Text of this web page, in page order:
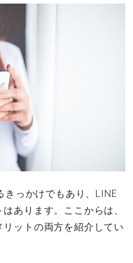
きっかけでもあり、LINE
あります。ここからは、
ットの両方を紹介してい